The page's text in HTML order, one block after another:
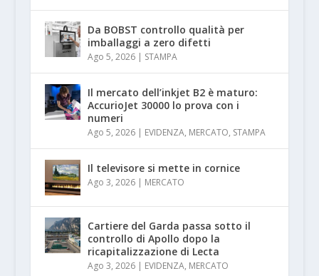
Da BOBST controllo qualità per
imballaggi a zero difetti
Ago 5, 2026| STAMPA
Il mercato dell’inkjet B2 è maturo:
AccurioJet 30000 lo prova con i
numeri
Ago 5, 2026| EVIDENZA, MERCATO, STAMPA
Il televisore si mette in cornice
Ago 3, 2026| MERCATO
Cartiere del Garda passa sotto il
controllo di Apollo dopo la
ricapitalizzazione di Lecta
Ago 3, 2026| EVIDENZA, MERCATO